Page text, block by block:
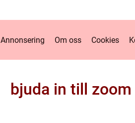
Annonsering Om oss Cookies
bjuda in till